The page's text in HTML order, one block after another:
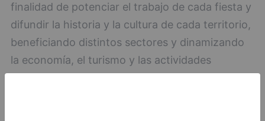
finalidad de potenciar el trabajo de cada fiesta y
difundir la historia y la cultura de cada territorio,
beneficiando distintos sectores y dinamizando
la economía, el turismo y las actividades